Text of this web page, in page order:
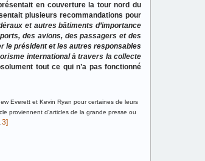
en couverture la tour nord du
plusieurs recommandations pour
et autres bâtiments d’importance
des avions, des passagers et des
le président et les autres responsables
international à travers la collecte
tout ce qui n’a pas fonctionné
Everett et Kevin Ryan pour certaines de leurs
proviennent d’articles de la grande presse ou
3]